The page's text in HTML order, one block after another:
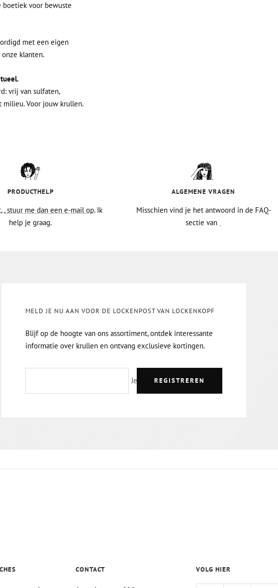
boetiek voor bewuste
met een eigen
klanten.
vrij van sulfaten,
milieu. Voor jouw krullen.
PRODUCTHELP
, stuur me dan een e-mail op. Ik
help je graag.
ALGEMENE VRAGEN
Misschien vind je het antwoord in de FAQ-
sectie van
MELD JE NU AAN VOOR DE LOCKENPOST VAN LOCKENKOPF
Blijf op de hoogte van ons assortiment, ontdek interessante
informatie over krullen en ontvang exclusieve kortingen.
Je e-mailadresREGISTREREN
CONTACT VOLG HIER